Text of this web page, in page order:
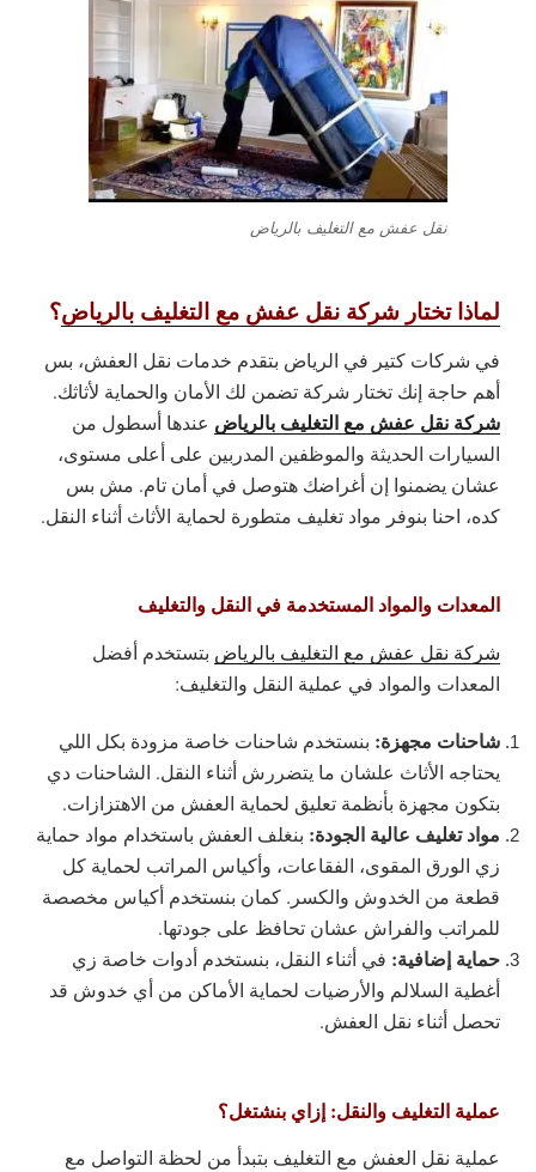
نقل عفش مع التغليف بالرياض
لماذا تختار شركة نقل عفش مع التغليف بالرياض؟
في شركات كتير في الرياض بتقدم خدمات نقل العفش، بس
أهم حاجة إنك تختار شركة تضمن لك الأمان والحماية لأثاثك.
شركة نقل عفش مع التغليف بالرياض عندها أسطول من
السيارات الحديثة والموظفين المدربين على أعلى مستوى،
عشان يضمنوا إن أغراضك هتوصل في أمان تام. مش بس
كده، احنا بنوفر مواد تغليف متطورة لحماية الأثاث أثناء النقل.
المعدات والمواد المستخدمة في النقل والتغليف
شركة نقل عفش مع التغليف بالرياض بتستخدم أفضل
المعدات والمواد في عملية النقل والتغليف:
شاحنات مجهزة: بنستخدم شاحنات خاصة مزودة بكل اللي
يحتاجه الأثاث علشان ما يتضررش أثناء النقل. الشاحنات دي
بتكون مجهزة بأنظمة تعليق لحماية العفش من الاهتزازات.
مواد تغليف عالية الجودة: بنغلف العفش باستخدام مواد حماية
زي الورق المقوى، الفقاعات، وأكياس المراتب لحماية كل
قطعة من الخدوش والكسر. كمان بنستخدم أكياس مخصصة
للمراتب والفراش عشان تحافظ على جودتها.
حماية إضافية: في أثناء النقل، بنستخدم أدوات خاصة زي
أغطية السلالم والأرضيات لحماية الأماكن من أي خدوش قد
تحصل أثناء نقل العفش.
عملية التغليف والنقل: إزاي بنشتغل؟
عملية نقل العفش مع التغليف بتبدأ من لحظة التواصل مع